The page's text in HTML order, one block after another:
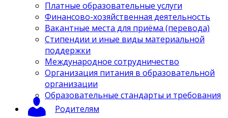
Платные образовательные услуги
Финансово-хозяйственная деятельность
Вакантные места для приёма (перевода)
Стипендии и иные виды материальной
поддержки
Международное сотрудничество
Организация питания в образовательной
организации
Образовательные стандарты и требования
Родителям